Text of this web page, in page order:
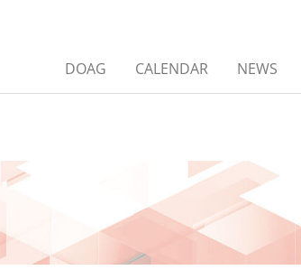
DOAG CALENDAR NEWS